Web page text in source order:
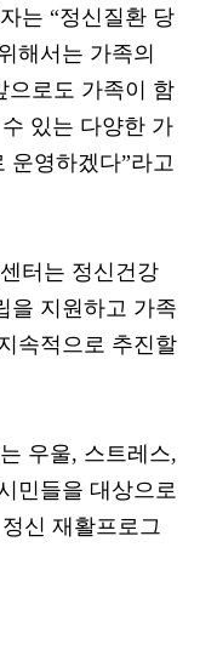
는 “정신질환 당
해서는 가족의
으로도 가족이 함
있는 다양한 가
운영하겠다”라고
터는 정신건강
을 지원하고 가족
속적으로 추진할
우울, 스트레스,
민들을 대상으로
신 재활프로그